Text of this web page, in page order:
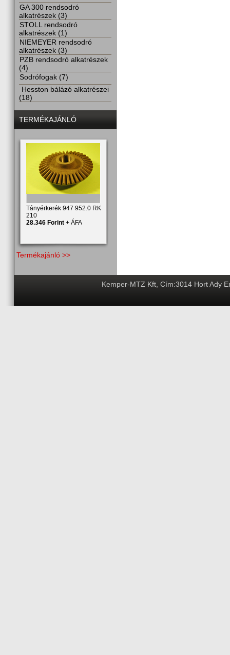
GA 300 rendsodró
alkatrészek (3)
STOLL rendsodró
alkatrészek (1)
NIEMEYER rendsodró
alkatrészek (3)
PZB rendsodró alkatrészek
(4)
Sodrófogak (7)
Hesston bálázó alkatrészei
(18)
TERMÉKAJÁNLÓ
Tányérkerék 947 952.0 RK
210
28.346 Forint + ÁFA
Termékajánló >>
Kemper-MTZ Kft, Cím:3014 Hort Ady